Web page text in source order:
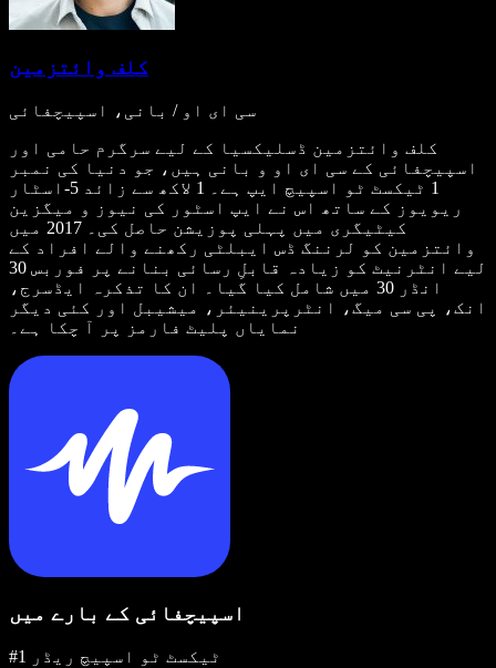
کلف وائتزمین
سی ای او / بانی، اسپیچفائی
کلف وائتزمین ڈسلیکسیا کے لیے سرگرم حامی اور
اسپیچفائی کے سی ای او و بانی ہیں، جو دنیا کی نمبر
1 ٹیکسٹ ٹو اسپیچ ایپ ہے۔ 1 لاکھ سے زائد 5-اسٹار
ریویوز کے ساتھ اس نے ایپ اسٹور کی نیوز و میگزین
کیٹیگری میں پہلی پوزیشن حاصل کی۔ 2017 میں
وائتزمین کو لرننگ ڈس ایبلٹی رکھنے والے افراد کے
لیے انٹرنیٹ کو زیادہ قابلِ رسائی بنانے پر فوربس 30
انڈر 30 میں شامل کیا گیا۔ ان کا تذکرہ ایڈسرج،
انک، پی سی میگ، انٹرپرینیئر، میشیبل اور کئی دیگر
نمایاں پلیٹ فارمز پر آ چکا ہے۔
اسپیچفائی کے بارے میں
#1 ٹیکسٹ ٹو اسپیچ ریڈر